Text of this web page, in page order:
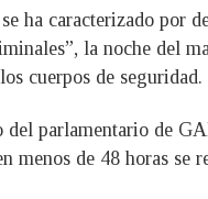
ha caracterizado por
la noche del
cuerpos de seguridad.
del parlamentario de
menos de 48 horas se